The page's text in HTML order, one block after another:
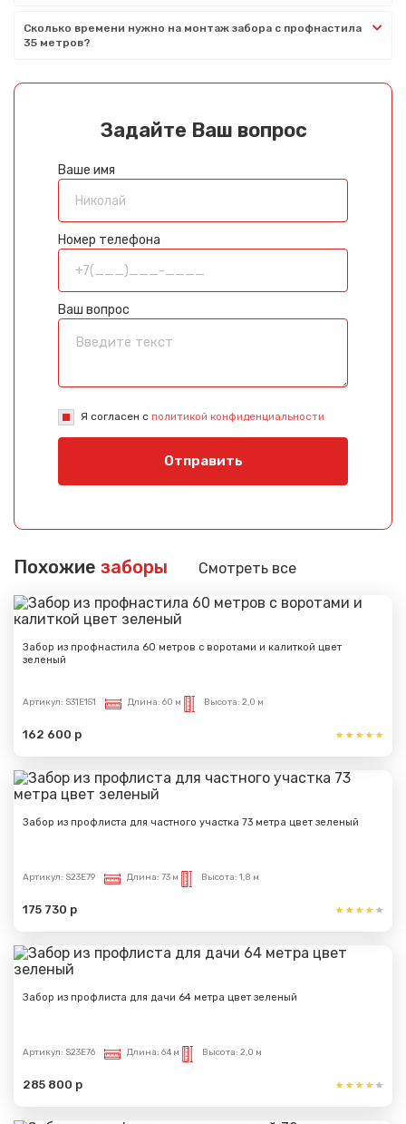
Сколько времени нужно на монтаж забора с профнастила
35 метров?
Задайте Ваш вопрос
Ваше имя
Номер телефона
Ваш вопрос
Я согласен с политикой конфиденциальности
Отправить
Похожие заборы Смотреть все
Забор из профнастила 60 метров с воротами и калиткой цвет
зеленый
Артикул: S31E151 Длина: 60 м Высота: 2,0 м
162 600 р
Забор из профлиста для частного участка 73 метра цвет зеленый
Артикул: S23E79 Длина: 73 м Высота: 1,8 м
175 730 р
Забор из профлиста для дачи 64 метра цвет зеленый
Артикул: S23E76 Длина: 64 м Высота: 2,0 м
285 800 р